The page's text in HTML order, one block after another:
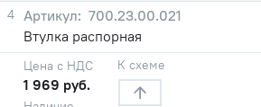
4
700.23.00.021
Втулка распорная
Цена с НДС
1 969 руб.
К схеме